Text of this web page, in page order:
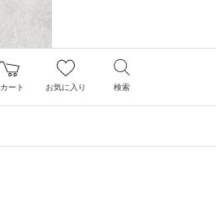
カート お気に入り 検索